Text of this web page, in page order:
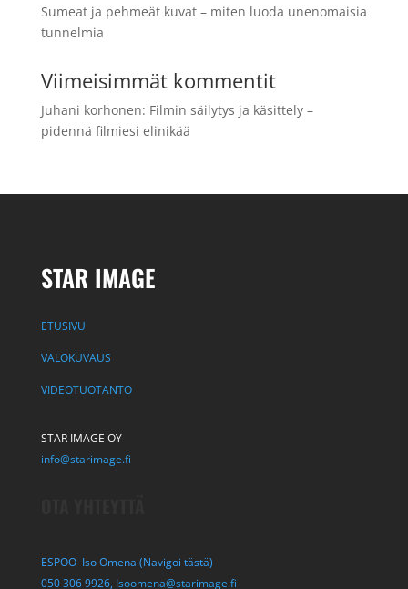
Sumeat ja pehmeät kuvat – miten luoda unenomaisia
tunnelmia
Viimeisimmät kommentit
Juhani korhonen: Filmin säilytys ja käsittely –
pidennä filmiesi elinikää
STAR IMAGE
ETUSIVU
VALOKUVAUS
VIDEOTUOTANTO
STAR IMAGE OY
info@starimage.fi
ESPOO Iso Omena (Navigoi tästä)
050 306 9926, Isoomena@starimage.fi